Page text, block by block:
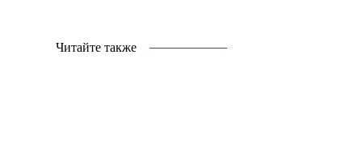
Читайте также